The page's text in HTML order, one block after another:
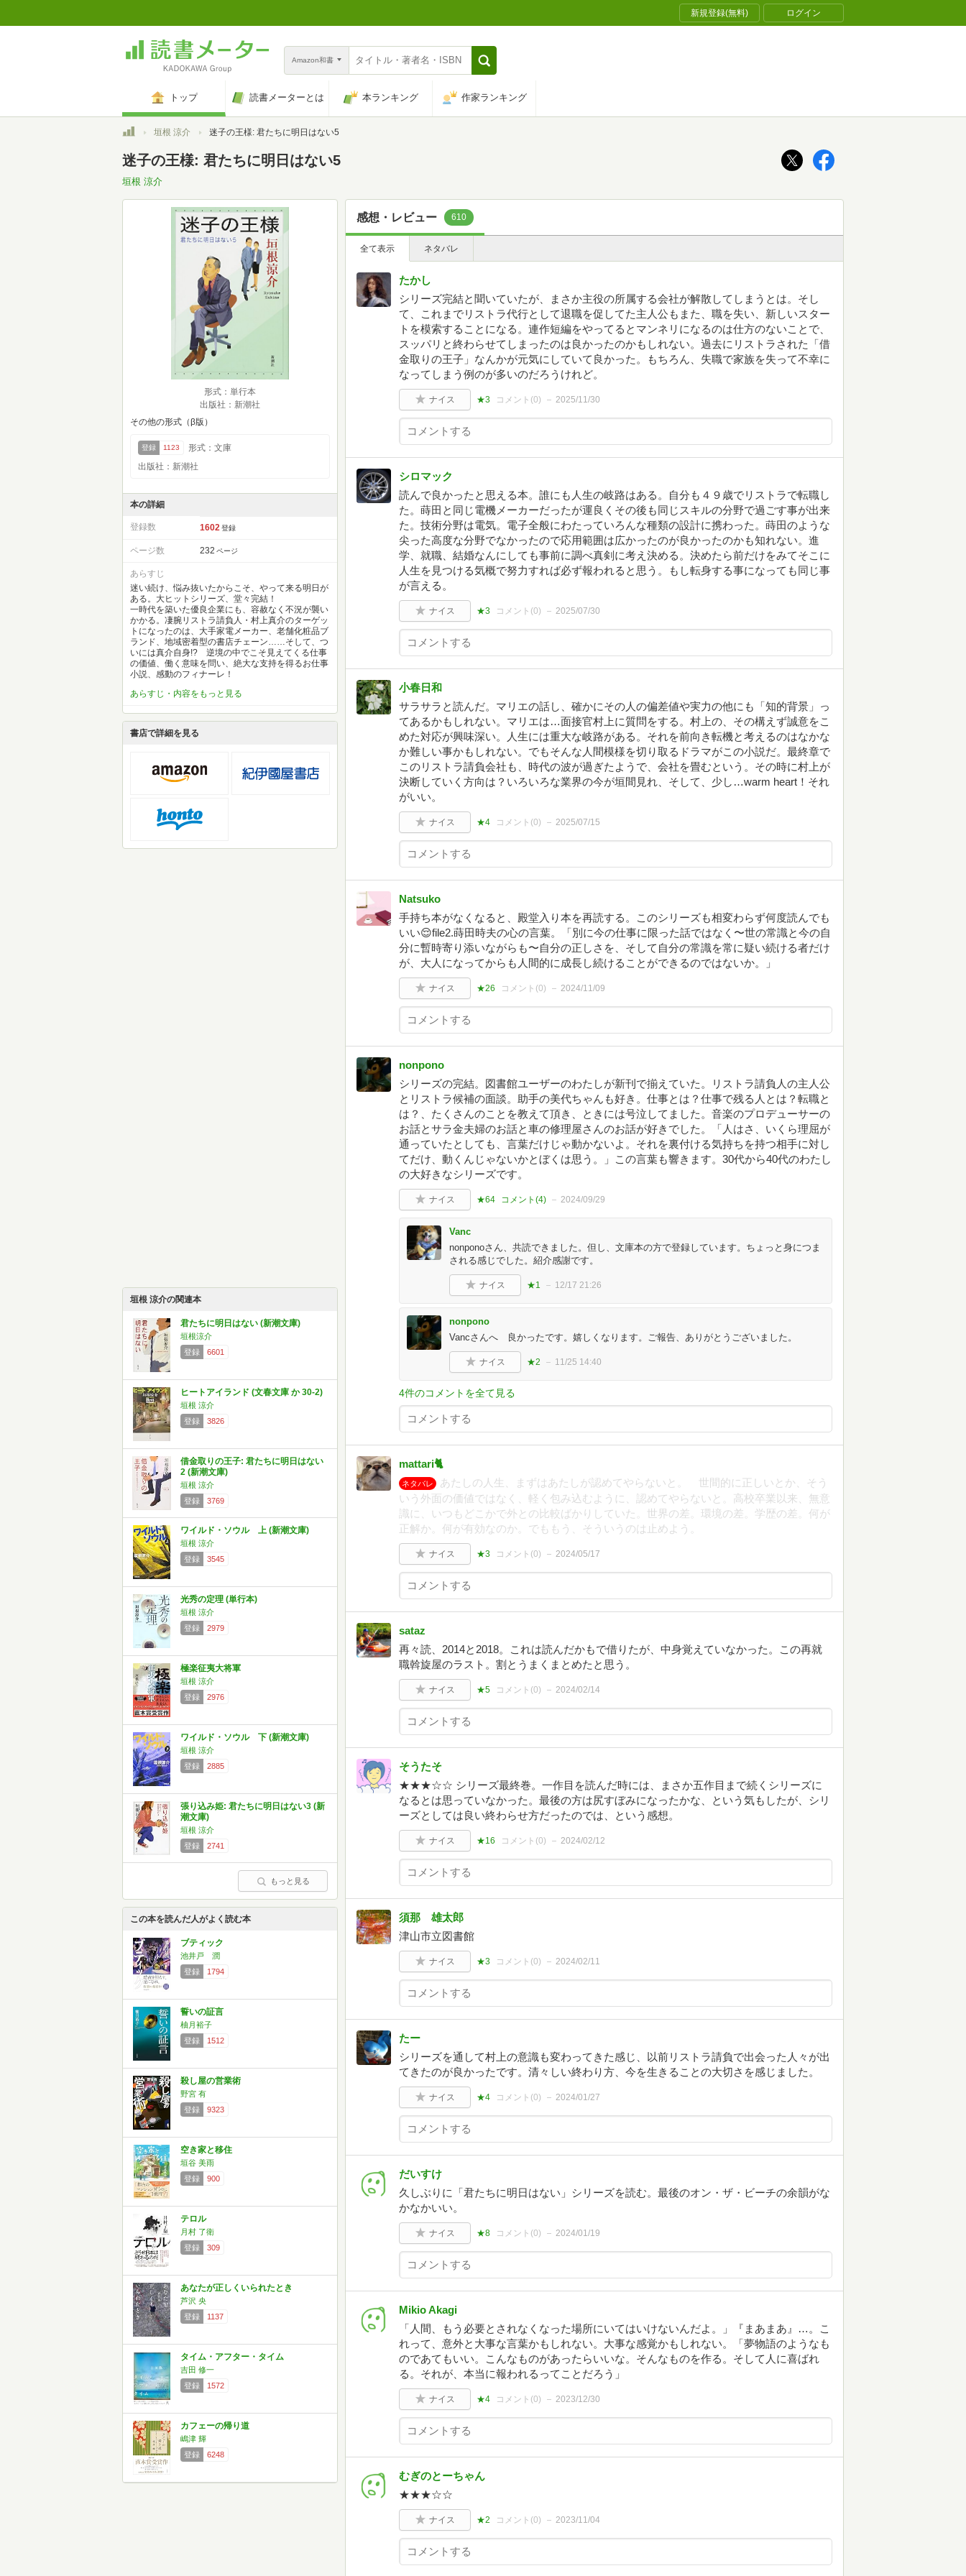
新規登録(無料) ログイン
Amazon和書
トップ 読書メーターとは 本ランキング 作家ランキング
トップ垣根 涼介 迷子の王様: 君たちに明日はない5
迷子の王様: 君たちに明日はない5
垣根 涼介
形式：単行本
出版社：新潮社
その他の形式（β版）
登録 1123
形式：文庫
出版社：新潮社
本の詳細
登録数 1602 登録
ページ数 232 ページ
あらすじ
迷い続け、悩み抜いたからこそ、やって来る明日が
ある。大ヒットシリーズ、堂々完結！
一時代を築いた優良企業にも、容赦なく不況が襲い
かかる。凄腕リストラ請負人・村上真介のターゲッ
トになったのは、大手家電メーカー、老舗化粧品ブ
ランド、地域密着型の書店チェーン……そして、つ
いには真介自身!? 逆境の中でこそ見えてくる仕事
の価値、働く意味を問い、絶大な支持を得るお仕事
小説、感動のフィナーレ！
あらすじ・内容をもっと見る
書店で詳細を見る
垣根 涼介の関連本
君たちに明日はない (新潮文庫)
垣根涼介
登録
6601
ヒートアイランド (文春文庫 か 30-2)
垣根 涼介
登録
3826
借金取りの王子: 君たちに明日はない
2 (新潮文庫)
垣根 涼介
登録
3769
ワイルド・ソウル 上 (新潮文庫)
垣根 涼介
登録
3545
光秀の定理 (単行本)
垣根 涼介
登録
2979
極楽征夷大将軍
垣根 涼介
登録
2976
ワイルド・ソウル 下 (新潮文庫)
垣根 涼介
登録
2885
張り込み姫: 君たちに明日はない3 (新
潮文庫)
垣根 涼介
登録
2741
もっと見る
この本を読んだ人がよく読む本
ブティック
池井戸 潤
登録
1794
誓いの証言
柚月裕子
登録
1512
殺し屋の営業術
野宮 有
登録
9323
空き家と移住
垣谷 美雨
登録
900
テロル
月村 了衛
登録
309
あなたが正しくいられたとき
芦沢 央
登録
1137
タイム・アフター・タイム
吉田 修一
登録
1572
カフェーの帰り道
嶋津 輝
登録
6248
感想・レビュー 610
全て表示 ネタバレ
たかし
シリーズ完結と聞いていたが、まさか主役の所属する会社が解散してしまうとは。そし
て、これまでリストラ代行として退職を促してた主人公もまた、職を失い、新しいスター
トを模索することになる。連作短編をやってるとマンネリになるのは仕方のないことで、
スッパリと終わらせてしまったのは良かったのかもしれない。過去にリストラされた「借
金取りの王子」なんかが元気にしていて良かった。もちろん、失職で家族を失って不幸に
なってしまう例のが多いのだろうけれど。
ナイス ★3 コメント(0) 2025/11/30
シロマック
読んで良かったと思える本。誰にも人生の岐路はある。自分も４９歳でリストラで転職し
た。蒔田と同じ電機メーカーだったが運良くその後も同じスキルの分野で過ごす事が出来
た。技術分野は電気。電子全般にわたっていろんな種類の設計に携わった。蒔田のような
尖った高度な分野でなかったので応用範囲は広かったのが良かったのかも知れない。進
学、就職、結婚なんにしても事前に調べ真剣に考え決める。決めたら前だけをみてそこに
人生を見つける気概で努力すれば必ず報われると思う。もし転身する事になっても同じ事
が言える。
ナイス ★3 コメント(0) 2025/07/30
小春日和
サラサラと読んだ。マリエの話し、確かにその人の偏差値や実力の他にも「知的背景」っ
てあるかもしれない。マリエは…面接官村上に質問をする。村上の、その構えず誠意をこ
めた対応が興味深い。人生には重大な岐路がある。それを前向き転機と考えるのはなかな
か難しい事かもしれない。でもそんな人間模様を切り取るドラマがこの小説だ。最終章で
このリストラ請負会社も、時代の波が過ぎたようで、会社を畳むという。その時に村上が
決断していく方向は？いろいろな業界の今が垣間見れ、そして、少し…warm heart！それ
がいい。
ナイス ★4 コメント(0) 2025/07/15
Natsuko
手持ち本がなくなると、殿堂入り本を再読する。このシリーズも相変わらず何度読んでも
いい😌file2.蒔田時夫の心の言葉。「別に今の仕事に限った話ではなく〜世の常識と今の自
分に暫時寄り添いながらも〜自分の正しさを、そして自分の常識を常に疑い続ける者だけ
が、大人になってからも人間的に成長し続けることができるのではないか。」
ナイス ★26 コメント(0) 2024/11/09
nonpono
シリーズの完結。図書館ユーザーのわたしが新刊で揃えていた。リストラ請負人の主人公
とリストラ候補の面談。助手の美代ちゃんも好き。仕事とは？仕事で残る人とは？転職と
は？、たくさんのことを教えて頂き、ときには号泣してました。音楽のプロデューサーの
お話とサラ金夫婦のお話と車の修理屋さんのお話が好きでした。「人はさ、いくら理屈が
通っていたとしても、言葉だけじゃ動かないよ。それを裏付ける気持ちを持つ相手に対し
てだけ、動くんじゃないかとぼくは思う。」この言葉も響きます。30代から40代のわたし
の大好きなシリーズです。
ナイス ★64 コメント(4) 2024/09/29
Vanc
nonponoさん、共読できました。但し、文庫本の方で登録しています。ちょっと身につま
される感じでした。紹介感謝です。
ナイス ★1 12/17 21:26
nonpono
Vancさんへ 良かったです。嬉しくなります。ご報告、ありがとうございました。
ナイス ★2 11/25 14:40
4件のコメントを全て見る
mattari🐈
ネタバレ
あたしの人生、まずはあたしが認めてやらないと。 世間的に正しいとか、そう
いう外面の価値ではなく、軽く包み込むように、認めてやらないと。高校卒業以来、無意
識に、いつもどこかで外との比較ばかりしていた。世界の差。環境の差。学歴の差。何が
正解か。何が有効なのか。でももう、そういうのは止めよう。
ナイス ★3 コメント(0) 2024/05/17
sataz
再々読、2014と2018。これは読んだかもで借りたが、中身覚えていなかった。この再就
職斡旋屋のラスト。割とうまくまとめたと思う。
ナイス ★5 コメント(0) 2024/02/14
そうたそ
★★★☆☆ シリーズ最終巻。一作目を読んだ時には、まさか五作目まで続くシリーズに
なるとは思っていなかった。最後の方は尻すぼみになったかな、という気もしたが、シリ
ーズとしては良い終わらせ方だったのでは、という感想。
ナイス ★16 コメント(0) 2024/02/12
須那 雄太郎
津山市立図書館
ナイス ★3 コメント(0) 2024/02/11
たー
シリーズを通して村上の意識も変わってきた感じ、以前リストラ請負で出会った人々が出
てきたのが良かったです。清々しい終わり方、今を生きることの大切さを感じました。
ナイス ★4 コメント(0) 2024/01/27
だいすけ
久しぶりに「君たちに明日はない」シリーズを読む。最後のオン・ザ・ビーチの余韻がな
かなかいい。
ナイス ★8 コメント(0) 2024/01/19
Mikio Akagi
「人間、もう必要とされなくなった場所にいてはいけないんだよ。」『まあまあ』…。こ
れって、意外と大事な言葉かもしれない。大事な感覚かもしれない。「夢物語のようなも
のであてもいい。こんなものがあったらいいな。そんなものを作る。そして人に喜ばれ
る。それが、本当に報われるってことだろう」
ナイス ★4 コメント(0) 2023/12/30
むぎのとーちゃん
★★★☆☆
ナイス ★2 コメント(0) 2023/11/04